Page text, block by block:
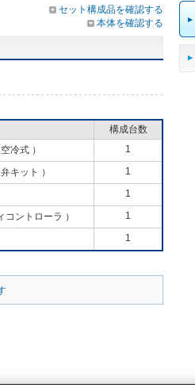
セット構成品を確認する
本体を確認する
構成台数
冷式 ） 1
キット ） 1
1
ントローラ ） 1
1